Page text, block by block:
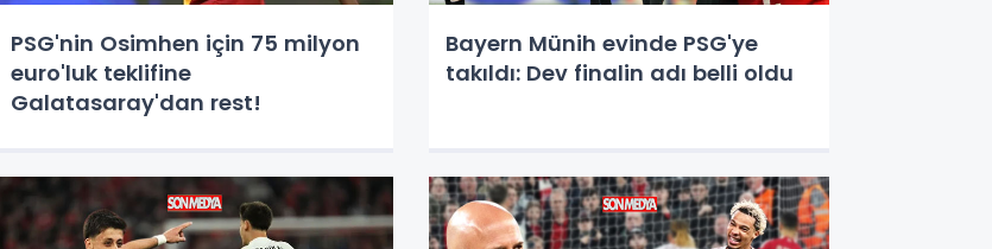
PSG'nin Osimhen için 75 milyon
euro'luk teklifine
Galatasaray'dan rest!
Bayern Münih evinde PSG'ye
takıldı: Dev finalin adı belli oldu